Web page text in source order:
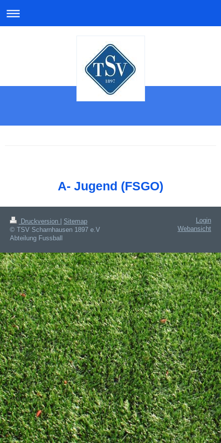
A- Jugend (FSGO)
Druckversion
Sitemap
© TSV Scharnhausen 1897 e.V
Abteilung Fussball
Login
Webansicht